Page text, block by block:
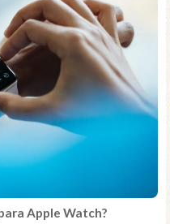
Apple Watch?